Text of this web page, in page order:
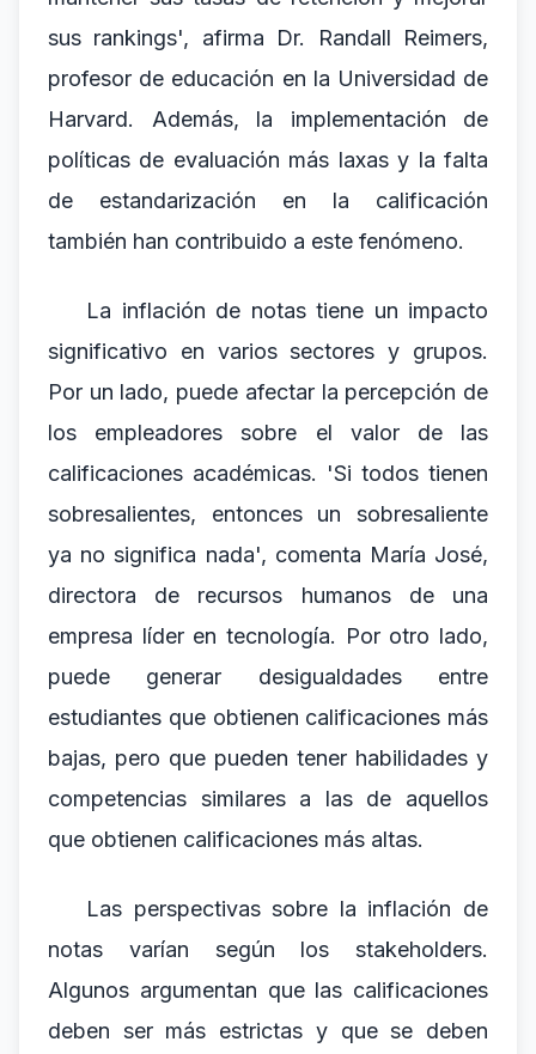
sus rankings', afirma Dr. Randall Reimers,
profesor de educación en la Universidad de
Harvard. Además, la implementación de
políticas de evaluación más laxas y la falta
de estandarización en la calificación
también han contribuido a este fenómeno.
La inflación de notas tiene un impacto
significativo en varios sectores y grupos.
Por un lado, puede afectar la percepción de
los empleadores sobre el valor de las
calificaciones académicas. 'Si todos tienen
sobresalientes, entonces un sobresaliente
ya no significa nada', comenta María José,
directora de recursos humanos de una
empresa líder en tecnología. Por otro lado,
puede generar desigualdades entre
estudiantes que obtienen calificaciones más
bajas, pero que pueden tener habilidades y
competencias similares a las de aquellos
que obtienen calificaciones más altas.
Las perspectivas sobre la inflación de
notas varían según los stakeholders.
Algunos argumentan que las calificaciones
deben ser más estrictas y que se deben